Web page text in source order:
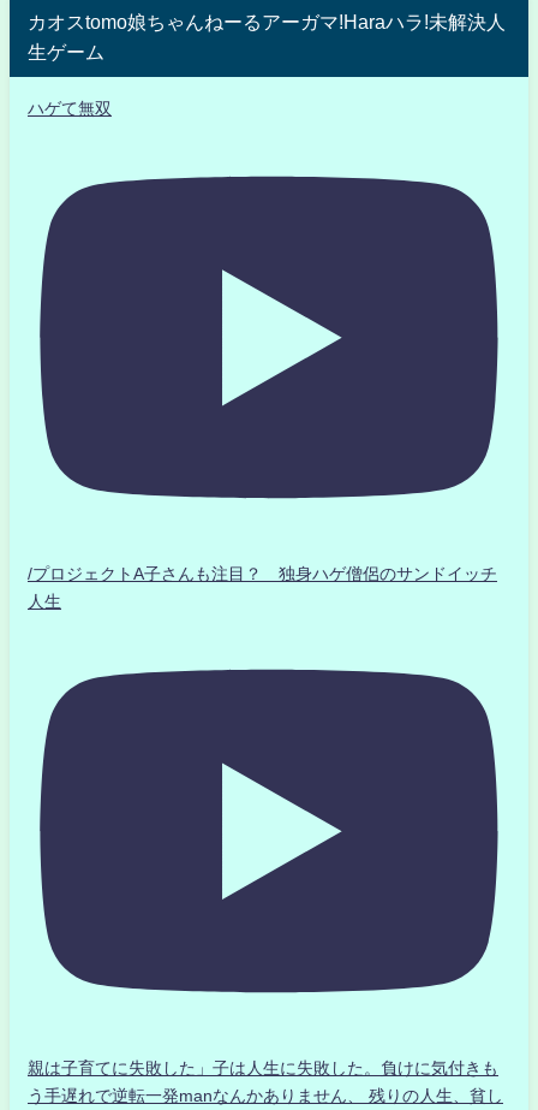
カオスtomo娘ちゃんねーるアーガマ!Haraハラ!未解決人
生ゲーム
ハゲて無双
/プロジェクトA子さんも注目？ 独身ハゲ僧侶のサンドイッチ
人生
親は子育てに失敗した」子は人生に失敗した。負けに気付きも
う手遅れで逆転一発manなんかありません、 残りの人生、貧し